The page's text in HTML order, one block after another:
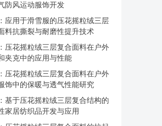
防风运动服饰开发
应用于滑雪服的压花摇粒绒三层
料抗撕裂与耐磨性提升技术
压花摇粒绒三层复合面料在户外
夹克中的应用与性能
压花摇粒绒三层复合面料在户外
饰中的保暖与透气性能研究
基于压花摇粒绒三层复合结构的
家居纺织品开发与应用